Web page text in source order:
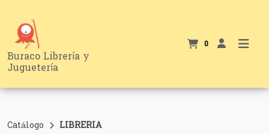
Buraco Librería y
Juguetería
0
Catálogo LIBRERIA